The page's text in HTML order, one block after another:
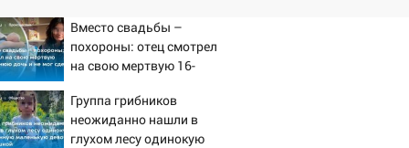
августа: список АЗС
11:50
Заснул рядом с ребёнком и
случайно задушил его: суд вынес
приговор
11:38
В Ленинском районе пожар
Вместо свадьбы –
похороны: отец смотрел
на свою мертвую 16-
сдержать слезы
Группа грибников
неожиданно нашли в
глухом лесу одинокую